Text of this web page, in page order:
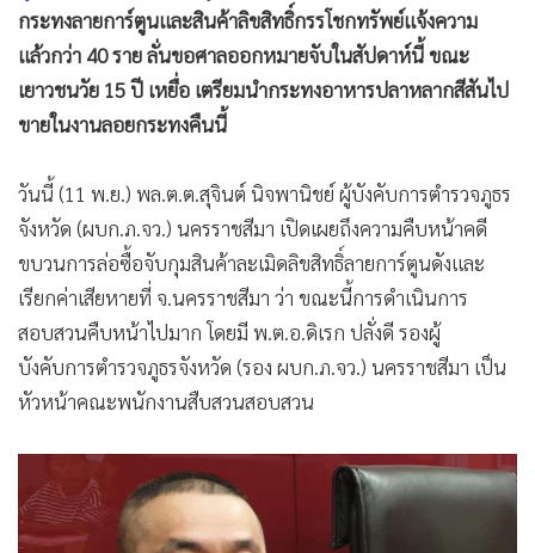
• ต่างประเทศ
• Special Scoop
• เศรษฐกิจ-ธุรกิจ
• จีน
• อาชญากรรม
• Motoring
• เกม
วิทยาศาสตร์
•
SMEs
•
กองทุนรวม
• Celeb Online
• Factcheck
กระทงลายการ์ตูนและสินค้าลิขสิทธิ์กรรโชกทรัพย์แจ้งความ
แล้วกว่า 40 ราย ลั่นขอศาลออกหมายจับในสัปดาห์นี้ ขณะ
เยาวชนวัย 15 ปี เหยื่อ เตรียมนำกระทงอาหารปลาหลากสีสันไป
ขายในงานลอยกระทงคืนนี้
วันนี้ (11 พ.ย.) พล.ต.ต.สุจินต์ นิจพานิชย์ ผู้บังคับการตำรวจภูธร
จังหวัด (ผบก.ภ.จว.) นครราชสีมา เปิดเผยถึงความคืบหน้าคดี
ขบวนการล่อซื้อจับกุมสินค้าละเมิดลิขสิทธิ์ลายการ์ตูนดังและ
เรียกค่าเสียหายที่ จ.นครราชสีมา ว่า ขณะนี้การดำเนินการ
สอบสวนคืบหน้าไปมาก โดยมี พ.ต.อ.ดิเรก ปลั่งดี รองผู้
บังคับการตำรวจภูธรจังหวัด (รอง ผบก.ภ.จว.) นครราชสีมา เป็น
หัวหน้าคณะพนักงานสืบสวนสอบสวน